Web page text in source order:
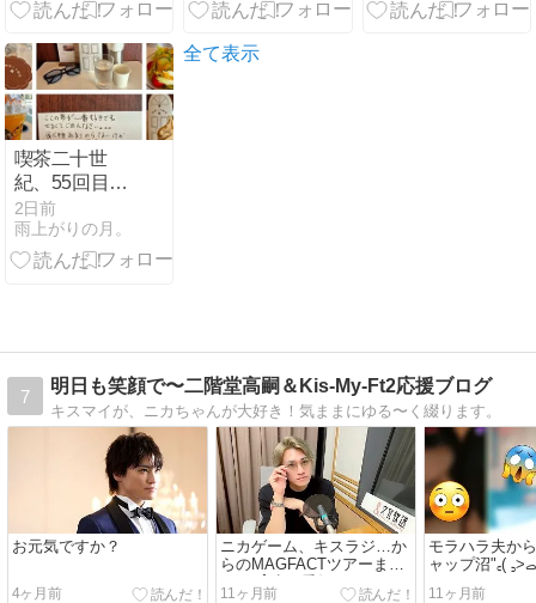
わらず、ベテ
漂わせる彼の
それでも新メ
喫茶二十世
紀、55回目
【2-38】
@2026.8.4。
2日前
雨上がりの月。
全て表示
7
明日も笑顔で〜二階堂高嗣＆Kis-My-Ft2応援ブログ
キスマイが、ニカちゃんが大好き！気ままにゆる〜く綴ります。
お元気ですか？
4ヶ月前
ニカゲーム、キスラジ…か
らのMAGFACTツアーまと
め♬.*ﾟ少し愛知
11ヶ月前
モラハラ夫か
11ヶ月前